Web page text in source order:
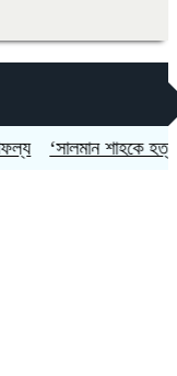
‘সালমান শাহকে হত্যায়